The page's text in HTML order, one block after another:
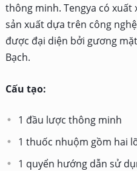
thông minh. Tengya có
sản xuất dựa trên công
được đại diện bởi gương
Bạch.
Cấu tạo:
1 đầu lược thông minh
1 thuốc nhuộm gồm hai
1 quyển hướng dẫn sử